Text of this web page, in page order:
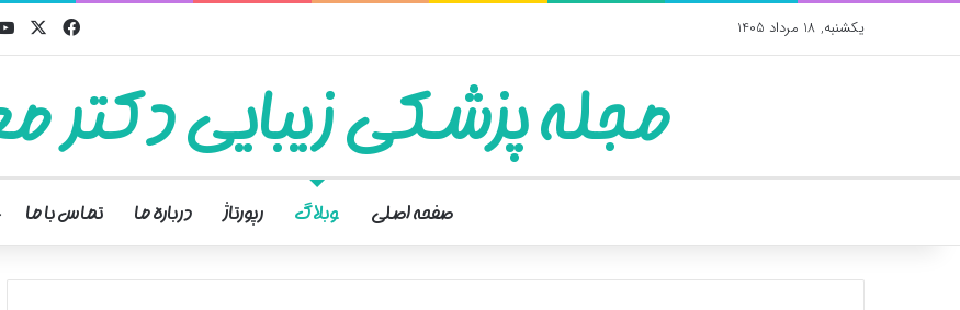
یکشنبه, 18 مرداد 1405 فیسبوک
مجله پزشکی زیبایی دکتر
صفحه اصلی وبلاگ رپورتاژ درباره ما تماس با ما